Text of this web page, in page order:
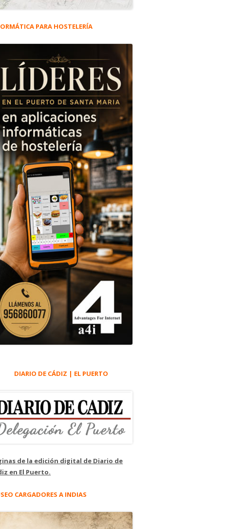
en 1979
PARA HOSTELERÍA
DIARIO DE CÁDIZ | EL PUERTO
de la edición digital de Diario de
en El Puerto.
CARGADORES A INDIAS